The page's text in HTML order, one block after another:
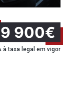
900€
à taxa legal em vigor